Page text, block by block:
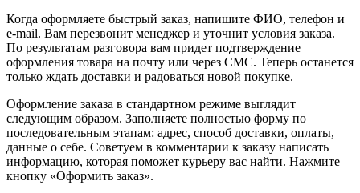
Когда оформляете быстрый заказ, напишите ФИО, телефон и
e-mail. Вам перезвонит менеджер и уточнит условия заказа.
По результатам разговора вам придет подтверждение
оформления товара на почту или через СМС. Теперь останется
только ждать доставки и радоваться новой покупке.
Оформление заказа в стандартном режиме выглядит
следующим образом. Заполняете полностью форму по
последовательным этапам: адрес, способ доставки, оплаты,
данные о себе. Советуем в комментарии к заказу написать
информацию, которая поможет курьеру вас найти. Нажмите
кнопку «Оформить заказ».